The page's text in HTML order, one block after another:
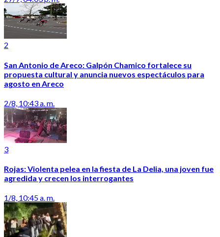
2
San Antonio de Areco: Galpón Chamico fortalece su
propuesta cultural y anuncia nuevos espectáculos para
agosto en Areco
2/8, 10:43 a. m.
3
Rojas: Violenta pelea en la fiesta de La Delia, una joven fue
agredida y crecen los interrogantes
1/8, 10:45 a. m.